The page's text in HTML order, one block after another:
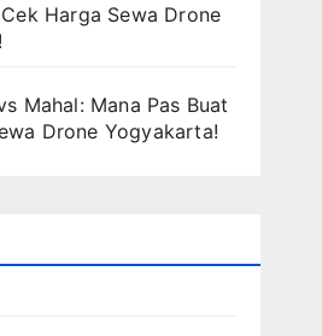
Harga Sewa Drone
Mahal: Mana Pas Buat
Drone Yogyakarta!